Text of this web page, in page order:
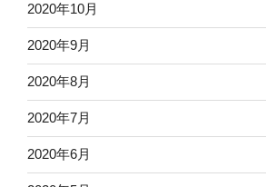
2020年10月
2020年9月
2020年8月
2020年7月
2020年6月